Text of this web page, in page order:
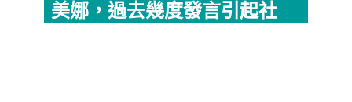
美娜，過去幾度發言引起社